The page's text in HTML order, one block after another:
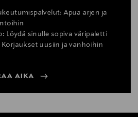
Apua arjen ja
Löydä sinulle sopiva väripaletti
uusiin ja vanhoihin
AIKA